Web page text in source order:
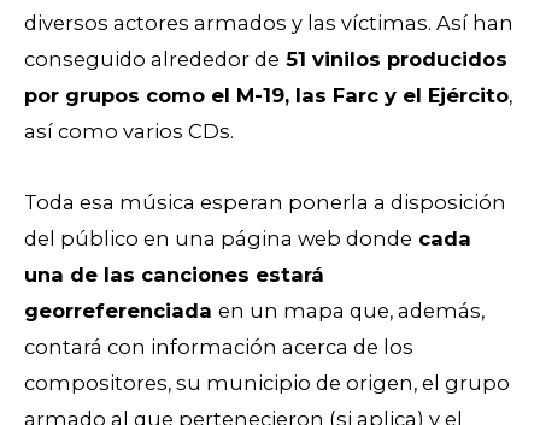
diversos actores armados y las víctimas. Así han
conseguido alrededor de 51 vinilos producidos
por grupos como el M-19, las Farc y el Ejército,
así como varios CDs.
Toda esa música esperan ponerla a disposición
del público en una página web donde cada
una de las canciones estará
georreferenciada en un mapa que, además,
contará con información acerca de los
compositores, su municipio de origen, el grupo
armado al que pertenecieron (si aplica) y el